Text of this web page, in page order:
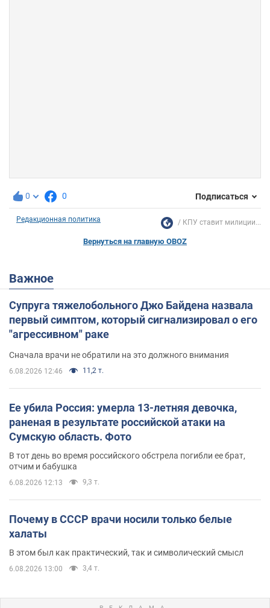
0 0 Подписаться
Редакционная политика КПУ ставит милиции...
Вернуться на главную OBOZ
Важное
Супруга тяжелобольного Джо Байдена назвала
первый симптом, который сигнализировал о его
"агрессивном" раке
Сначала врачи не обратили на это должного внимания
6.08.2026 12:46 11,2 т.
Ее убила Россия: умерла 13-летняя девочка,
раненая в результате российской атаки на
Сумскую область. Фото
В тот день во время российского обстрела погибли ее брат,
отчим и бабушка
6.08.2026 12:13 9,3 т.
Почему в СССР врачи носили только белые
халаты
В этом был как практический, так и символический смысл
6.08.2026 13:00 3,4 т.